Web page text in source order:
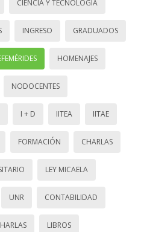
CIENCIA Y TECNOLOGÍA
INGRESO GRADUADOS
HOMENAJES
NODOCENTES
I + D IITEA IITAE
FORMACIÓN CHARLAS
LEY MICAELA
UNR CONTABILIDAD
LIBROS